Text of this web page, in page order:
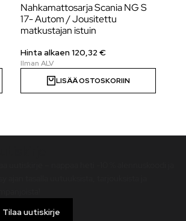
Nahkamattosarja Scania NG S
17- Autom / Jousitettu
matkustajan istuin
Hinta alkaen 120,32 €
LISÄÄ OSTOSKORIIN
Tilaa uutiskirje